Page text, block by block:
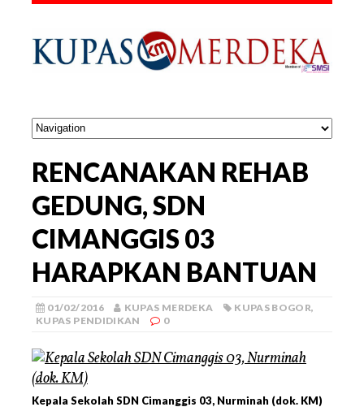
RENCANAKAN REHAB
GEDUNG, SDN
CIMANGGIS 03
HARAPKAN BANTUAN
01/02/2016 KUPAS MERDEKA KUPAS BOGOR,
KUPAS PENDIDIKAN
0
Kepala Sekolah SDN Cimanggis 03, Nurminah (dok. KM)